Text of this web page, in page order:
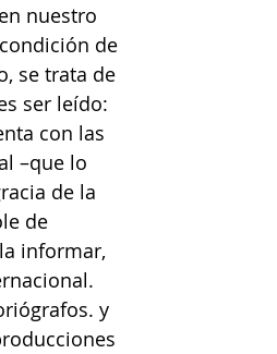
nuestro
de
se trata de
ser leído:
con las
–que lo
de la
de
informar,
y